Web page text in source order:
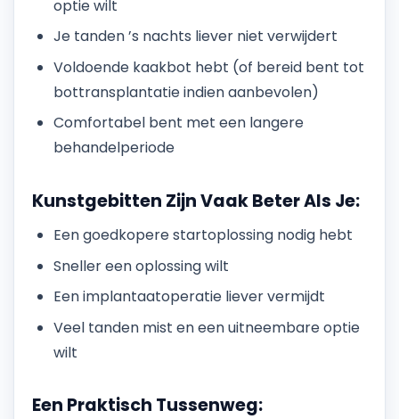
optie wilt
Je tanden ’s nachts liever niet verwijdert
Voldoende kaakbot hebt (of bereid bent tot
bottransplantatie indien aanbevolen)
Comfortabel bent met een langere
behandelperiode
Kunstgebitten Zijn Vaak Beter Als Je:
Een goedkopere startoplossing nodig hebt
Sneller een oplossing wilt
Een implantaatoperatie liever vermijdt
Veel tanden mist en een uitneembare optie
wilt
Een Praktisch Tussenweg: